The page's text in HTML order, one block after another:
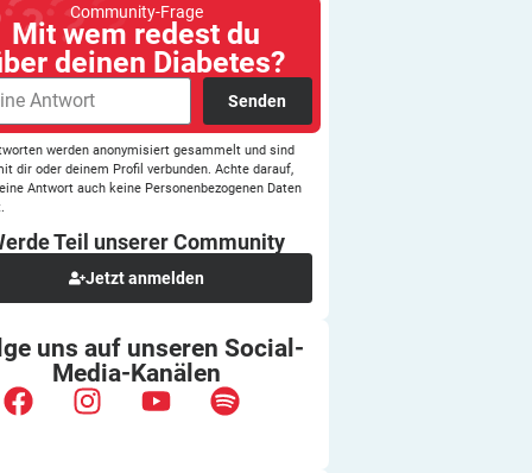
Community-Frage
Mit wem redest du
deinen Diabetes?
Senden
werden anonymisiert gesammelt und sind
dir oder deinem Profil verbunden. Achte darauf,
Antwort auch keine Personenbezogenen Daten
Teil unsererCommunity
Jetzt anmelden
uns auf unserenSocial-
Media-Kanälen